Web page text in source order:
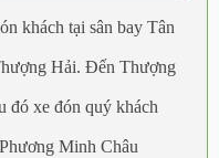
khách tại sân bay Tân
Hải. Đến Thượng
đó xe đón quý khách
Minh Châu